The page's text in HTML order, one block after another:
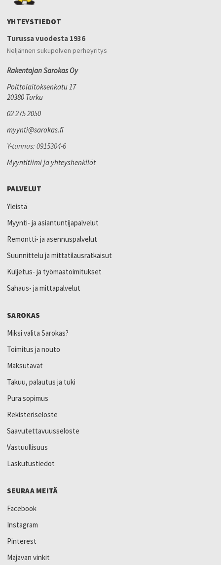
YHTEYSTIEDOT
Turussa vuodesta 1936
Neljännen sukupolven perheyritys
Rakentajan Sarokas Oy
Polttolaitoksenkatu 17
20380 Turku
02 275 2050
myynti@sarokas.fi
Y-tunnus: 0915304-6
Myyntitiimi ja yhteyshenkilöt
PALVELUT
Yleistä
Myynti- ja asiantuntijapalvelut
Remontti- ja asennuspalvelut
Suunnittelu ja mittatilausratkaisut
Kuljetus- ja työmaatoimitukset
Sahaus- ja mittapalvelut
SAROKAS
Miksi valita Sarokas?
Toimitus ja nouto
Maksutavat
Takuu, palautus ja tuki
Pura sopimus
Rekisteriseloste
Saavutettavuusseloste
Vastuullisuus
Laskutustiedot
SEURAA MEITÄ
Facebook
Instagram
Pinterest
Majavan vinkit